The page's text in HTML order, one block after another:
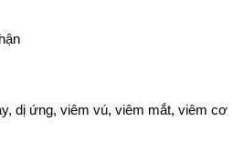
dị ứng, viêm vú, viêm mắt, viêm cơ